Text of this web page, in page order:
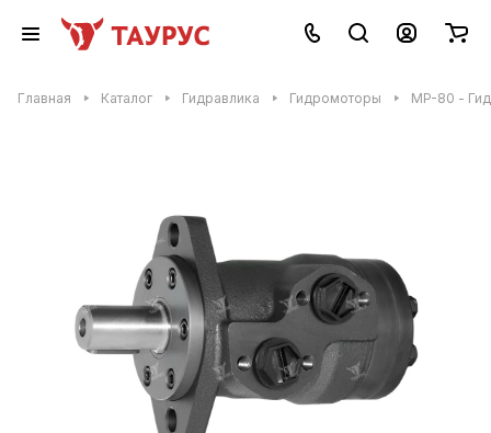
Главная Каталог Гидравлика Гидромоторы MP-80 -